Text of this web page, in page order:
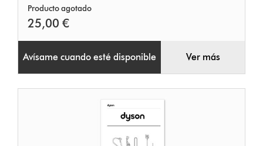
Producto agotado
25,00 €
Avísame cuando esté disponible Ver más